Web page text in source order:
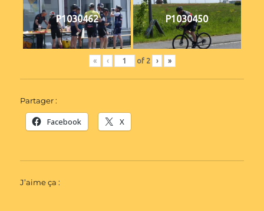
P1030462 P1030450
« ‹ of 2 › »
Partager :
Facebook X
J’aime ça :